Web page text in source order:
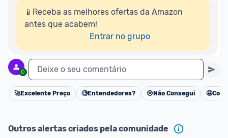
📱Receba as melhores ofertas da Amazon
antes que acabem!
Entrar no grupo
0 Deixe o seu comentário
Cancelar
🚀Excelente Preço 🧐Entendedores? 😢 Não Consegui 🤩
Outros alertas criados pela comunidade